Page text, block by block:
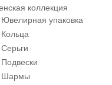
коллекция
Ювелирная упаковка
Кольца
Серьги
Подвески
Шармы